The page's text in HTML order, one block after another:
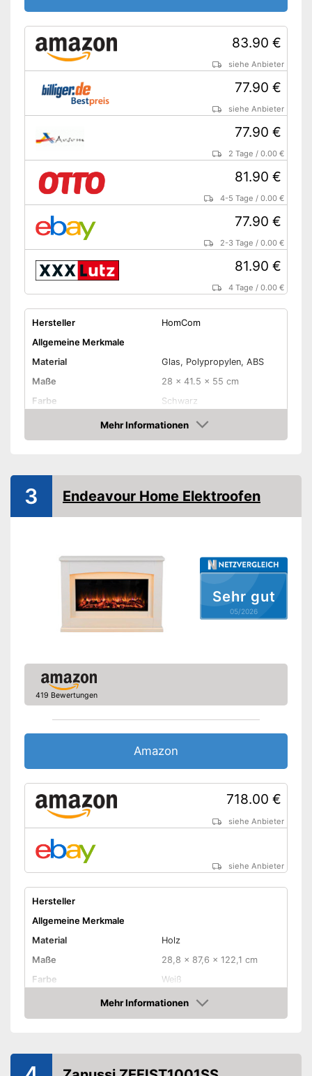
83.90 €
siehe Anbieter
77.90 €
siehe Anbieter
77.90 €
2 Tage /0.00 €
81.90 €
4-5 Tage /0.00 €
77.90 €
2-3 Tage /0.00 €
81.90 €
4 Tage /0.00 €
Hersteller
HomCom
Allgemeine Merkmale
Material
Glas, Polypropylen, ABS
Maße
28 x 41.5 x 55 cm
Farbe
Schwarz
8 kg
Produkteigenschaften
Überhitzungsschutz
Fernbedienung
verhindert Verletzungen
Amazon Lieferzeit
Mehr Informationen
Amazon
Sehr gut
05/2026
3 Endeavour Home Elektroofen
419 Bewertungen
Amazon
718.00 €
siehe Anbieter
siehe Anbieter
Hersteller
Allgemeine Merkmale
Material
Holz
Maße
28,8 x 87,6 x 122,1 cm
Farbe
Weiß
47 kg
Produkteigenschaften
Leistung maximal
2.000 W
Mehr Informationen
Amazon